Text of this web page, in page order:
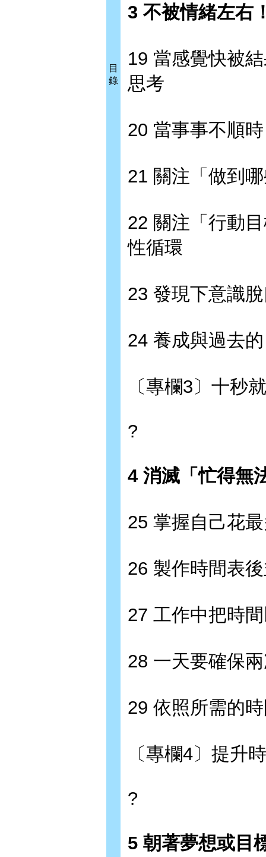
目
錄
3 不被情緒左右
19 當感覺快被
思考
20 當事事不順
21 關注「做到
22 關注「行動
性循環
23 發現下意識
24 養成與過去
〔專欄3〕十秒
?
4 消滅「忙得無
25 掌握自己花
26 製作時間表
27 工作中把時
28 一天要確保
29 依照所需的
〔專欄4〕提升
?
5 朝著夢想或目